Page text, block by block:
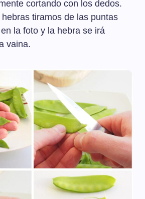
cortando con los dedos.
tiramos de las puntas
la foto y la hebra se irá
vaina.